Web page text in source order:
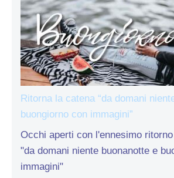
Ritorna la catena “da domani
buongiorno con immagini”
Occhi aperti con l'ennesimo
"da domani niente buonanotte e
immagini"